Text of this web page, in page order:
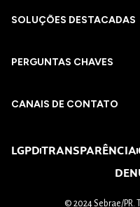
SOLUÇÕES DESTACADAS
PERGUNTAS CHAVES​
CANAIS DE CONTATO
LGPDTRANSPARÊNCIA
© 2024 Sebrae/PR.